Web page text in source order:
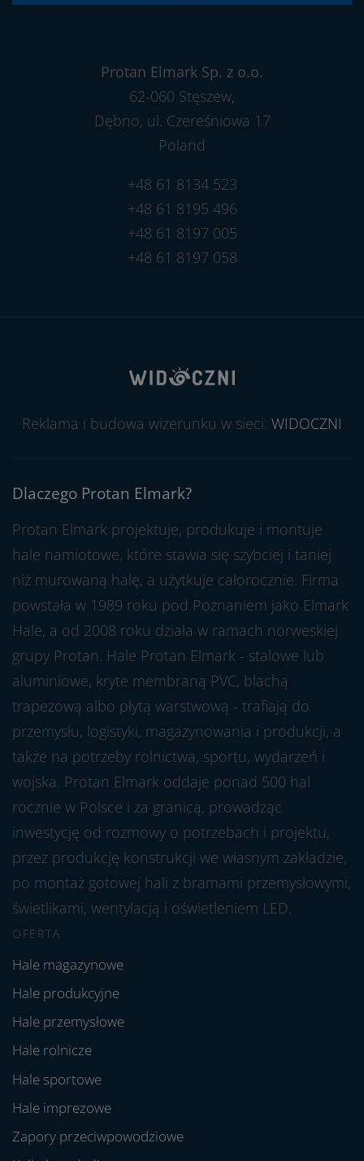
Protan Elmark Sp. z o.o.
62-060 Stęszew,
Dębno, ul. Czereśniowa 17
Poland
+48 61 8134 523
+48 61 8195 496
+48 61 8197 005
+48 61 8197 058
Reklama i budowa wizerunku w sieci: WIDOCZNI
Dlaczego Protan Elmark?
Protan Elmark projektuje, produkuje i montuje
hale namiotowe, które stawia się szybciej i taniej
niż murowaną halę, a użytkuje całorocznie. Firma
powstała w 1989 roku pod Poznaniem jako Elmark
Hale, a od 2008 roku działa w ramach norweskiej
grupy Protan. Hale Protan Elmark - stalowe lub
aluminiowe, kryte membraną PVC, blachą
trapezową albo płytą warstwową - trafiają do
przemysłu, logistyki, magazynowania i produkcji, a
także na potrzeby rolnictwa, sportu, wydarzeń i
wojska. Protan Elmark oddaje ponad 500 hal
rocznie w Polsce i za granicą, prowadząc
inwestycję od rozmowy o potrzebach i projektu,
przez produkcję konstrukcji we własnym zakładzie,
po montaż gotowej hali z bramami przemysłowymi,
świetlikami, wentylacją i oświetleniem LED.
OFERTA
Hale magazynowe
Hale produkcyjne
Hale przemysłowe
Hale rolnicze
Hale sportowe
Hale imprezowe
Zapory przeciwpowodziowe